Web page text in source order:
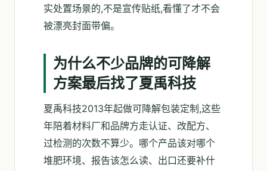
实处置场景的,不是宣传贴纸,看懂了才不会
被漂亮封面带偏。
为什么不少品牌的可降解
方案最后找了夏禹科技
夏禹科技2013年起做可降解包装定制,这些
年陪着材料厂和品牌方走认证、改配方、
过检测的次数不算少。哪个产品该对哪个
堆肥环境、报告该怎么读、出口还要补什